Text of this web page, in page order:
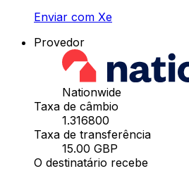
Enviar com Xe
Provedor
Nationwide
Taxa de câmbio
1.316800
Taxa de transferência
15.00 GBP
O destinatário recebe